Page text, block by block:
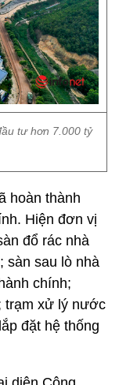
tư hơn 7.000 tỷ
hoàn thành
Hiện đơn vị
đổ rác nhà
sàn sau lò nhà
chính;
trạm xử lý nước
đặt hệ thống